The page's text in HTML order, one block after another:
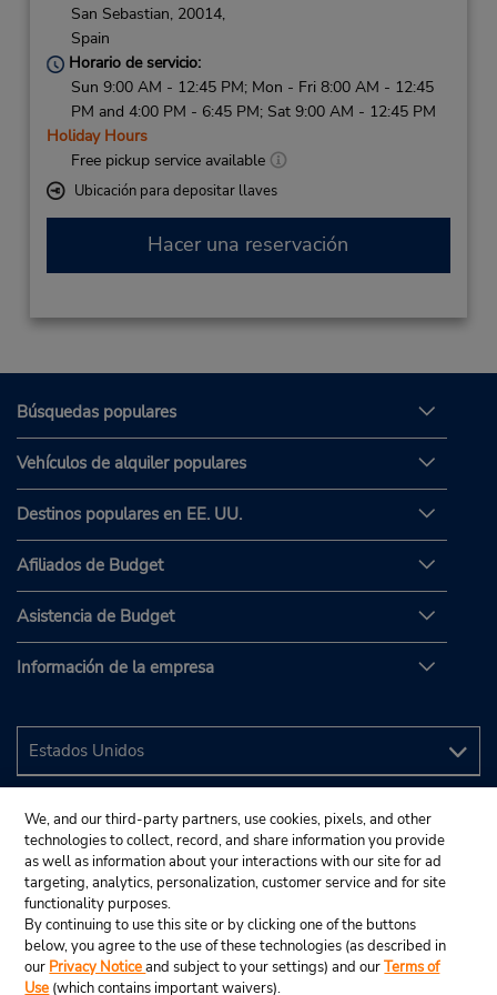
San Sebastian, 20014,
Spain
Horario de servicio:
Sun 9:00 AM - 12:45 PM; Mon - Fri 8:00 AM - 12:45
PM and 4:00 PM - 6:45 PM; Sat 9:00 AM - 12:45 PM
Holiday Hours
Free pickup service available
Ubicación para depositar llaves
Hacer una reservación
Búsquedas populares
Vehículos de alquiler populares
Destinos populares en EE. UU.
Afiliados de Budget
Asistencia de Budget
Información de la empresa
We, and our third-party partners, use cookies, pixels, and other
technologies to collect, record, and share information you provide
as well as information about your interactions with our site for ad
targeting, analytics, personalization, customer service and for site
functionality purposes.
By continuing to use this site or by clicking one of the buttons
below, you agree to the use of these technologies (as described in
our Privacy Noticeand subject to your settings) and ourTerms of
Use (which contains important waivers).